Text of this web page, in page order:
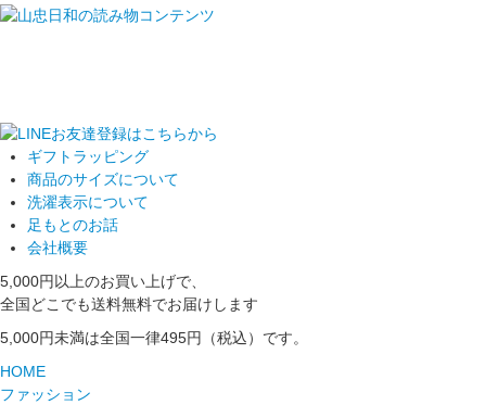
ギフトラッピング
商品のサイズについて
洗濯表示について
足もとのお話
会社概要
5,000円以上のお買い上げで、
全国どこでも送料無料でお届けします
5,000円未満は全国一律495円（税込）です。
HOME
ファッション